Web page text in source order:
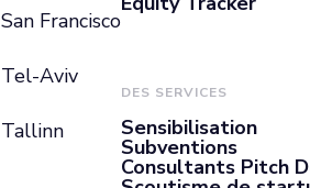
San Francisco
Tel-Aviv
Tallinn
DES SERVICES
Sensibilisation
Subventions
Consultants Pitch